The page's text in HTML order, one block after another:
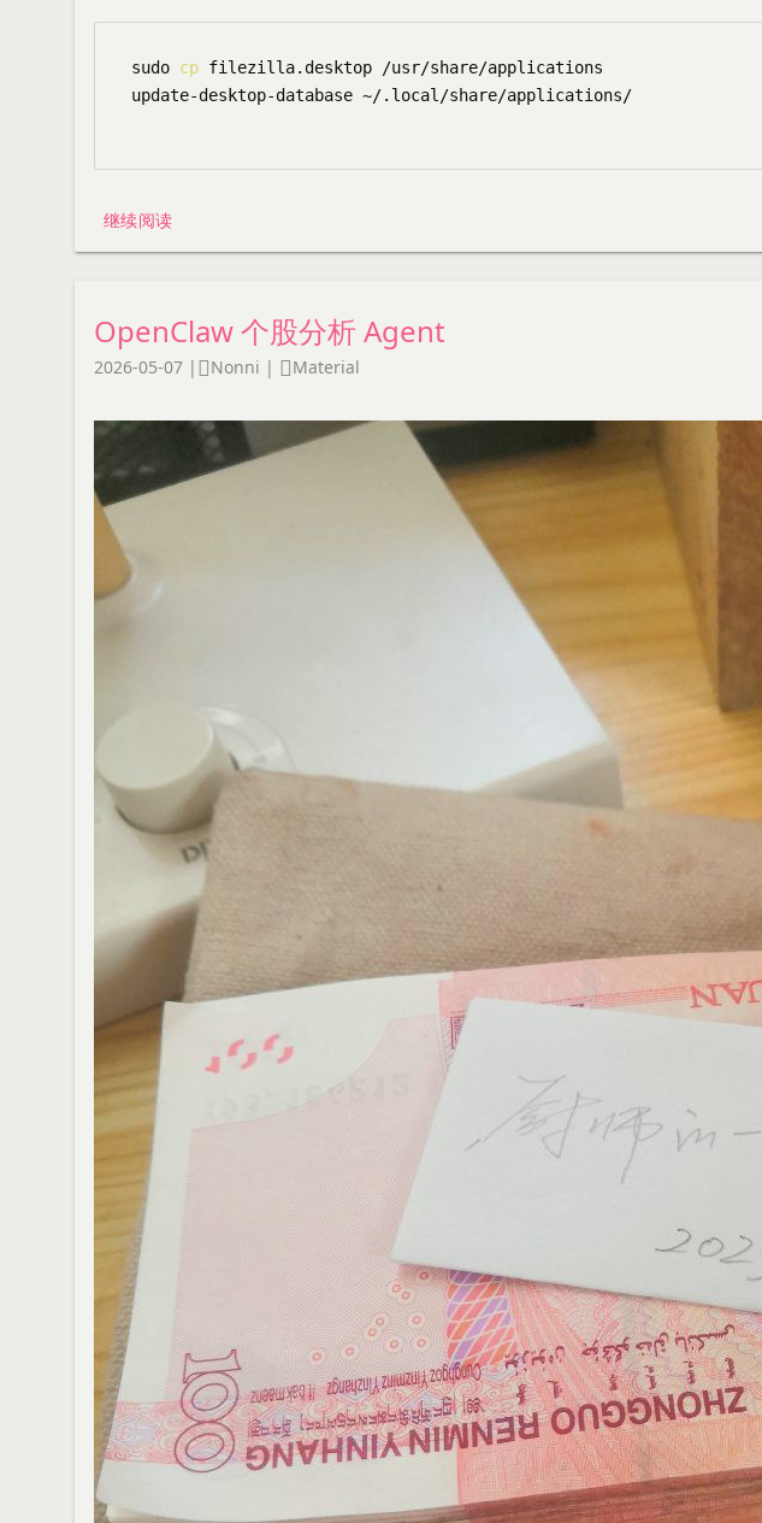
sudo cp filezilla.desktop /usr/share/applications
update-desktop-database ~/.local/share/applications/
继续阅读
OpenClaw 个股分析 Agent
2026-05-07 |  Nonni |  Material